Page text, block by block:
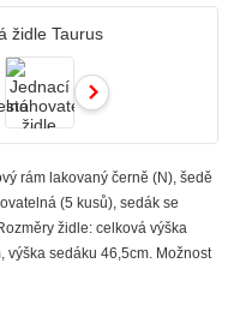
rám lakovaný černě (N), šedě
(5 kusů), sedák se
židle: celková výška
výška sedáku 46,5cm. Možnost